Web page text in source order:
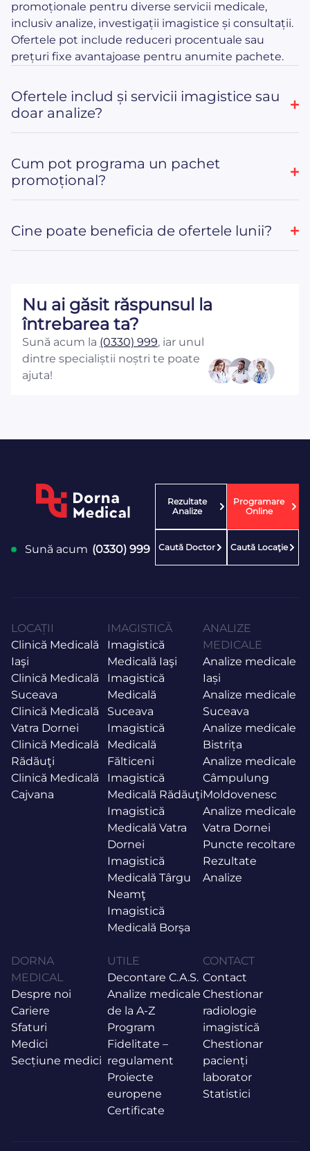
promoționale pentru diverse servicii medicale,
inclusiv analize, investigații imagistice și consultații.
Ofertele pot include reduceri procentuale sau
prețuri fixe avantajoase pentru anumite pachete.
Ofertele includ și servicii imagistice sau
doar analize?
Cum pot programa un pachet
promoțional?
Cine poate beneficia de ofertele lunii?
Nu ai găsit răspunsul la
întrebarea ta?
Sună acum la (0330) 999, iar unul
dintre specialiștii noștri te poate
ajuta!
Sună acum (0330) 999
Rezultate
Analize
Programare
Online
Caută Doctor Caută Locaţie
LOCAȚII
Clinică Medicală
Iaşi
Clinică Medicală
Suceava
Clinică Medicală
Vatra Dornei
Clinică Medicală
Rădăuţi
Clinică Medicală
Cajvana
IMAGISTICĂ
Imagistică
Medicală Iaşi
Imagistică
Medicală
Suceava
Imagistică
Medicală
Fălticeni
Imagistică
Medicală Rădăuţi
Imagistică
Medicală Vatra
Dornei
Imagistică
Medicală Târgu
Neamţ
Imagistică
Medicală Borşa
ANALIZE
MEDICALE
Analize medicale
Iași
Analize medicale
Suceava
Analize medicale
Bistrița
Analize medicale
Câmpulung
Moldovenesc
Analize medicale
Vatra Dornei
Puncte recoltare
Rezultate
Analize
DORNA
MEDICAL
Despre noi
Cariere
Sfaturi
Medici
Secțiune medici
UTILE
Decontare C.A.S.
Analize medicale
de la A-Z
Program
Fidelitate –
regulament
Proiecte
europene
Certificate
CONTACT
Contact
Chestionar
radiologie
imagistică
Chestionar
pacienți
laborator
Statistici